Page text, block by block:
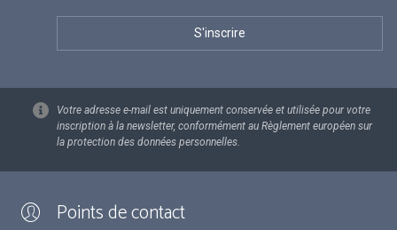
Votre adresse e-mail est uniquement conservée et utilisée pour votre
inscription à la newsletter, conformément au Règlement européen sur
la protection des données personnelles.
Points de contact